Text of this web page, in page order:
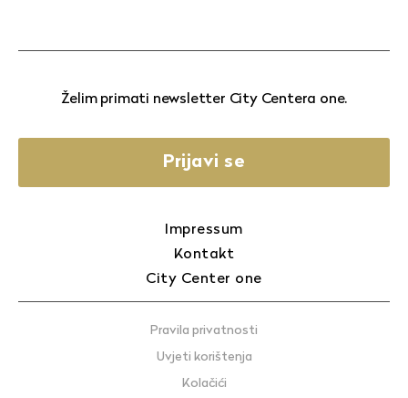
Želim primati newsletter City Centera one.
Prijavi se
Impressum
Kontakt
City Center one
Pravila privatnosti
Uvjeti korištenja
Kolačići